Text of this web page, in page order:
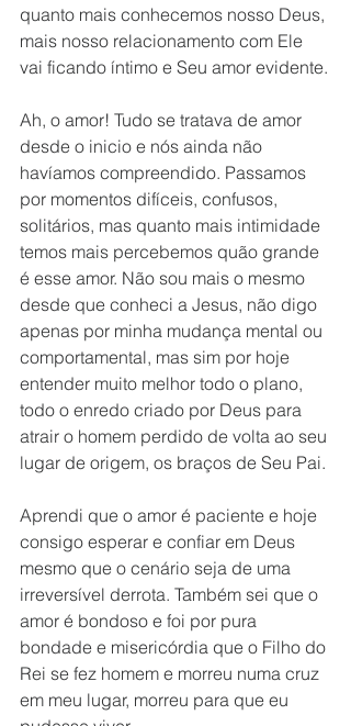
quanto mais conhecemos nosso Deus,
mais nosso relacionamento com Ele
vai ficando íntimo e Seu amor evidente.
Ah, o amor! Tudo se tratava de amor
desde o inicio e nós ainda não
havíamos compreendido. Passamos
por momentos difíceis, confusos,
solitários, mas quanto mais intimidade
temos mais percebemos quão grande
é esse amor. Não sou mais o mesmo
desde que conheci a Jesus, não digo
apenas por minha mudança mental ou
comportamental, mas sim por hoje
entender muito melhor todo o plano,
todo o enredo criado por Deus para
atrair o homem perdido de volta ao seu
lugar de origem, os braços de Seu Pai.
Aprendi que o amor é paciente e hoje
consigo esperar e confiar em Deus
mesmo que o cenário seja de uma
irreversível derrota. Também sei que o
amor é bondoso e foi por pura
bondade e misericórdia que o Filho do
Rei se fez homem e morreu numa cruz
em meu lugar, morreu para que eu